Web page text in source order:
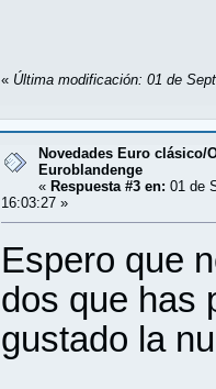
« Última modificación: 01 de
Novedades Euro clásico/
Euroblandenge
« Respuesta #3 en: 01 de
16:03:27 »
Espero que
dos que has
gustado la